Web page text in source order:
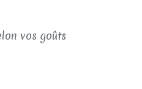
vos goûts